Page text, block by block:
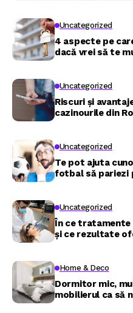
Uncategorized
4 aspecte pe
dacă vrei să te
Uncategorized
Riscuri și
cazinourile din
Uncategorized
Te pot ajuta
fotbal să pariezi
Uncategorized
În ce
și ce rezultate
Home & Deco
Dormitor mic,
mobilierul ca să